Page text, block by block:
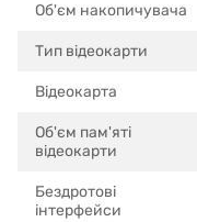
Об'єм накопичувача
Тип відеокарти
Відеокарта
Об'єм пам'яті
відеокарти
Бездротові
інтерфейси